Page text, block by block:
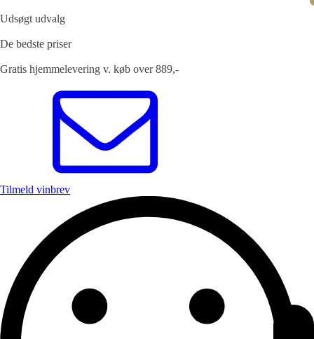
Udsøgt udvalg
De bedste priser
Gratis hjemmelevering v. køb over 889,-
Tilmeld vinbrev